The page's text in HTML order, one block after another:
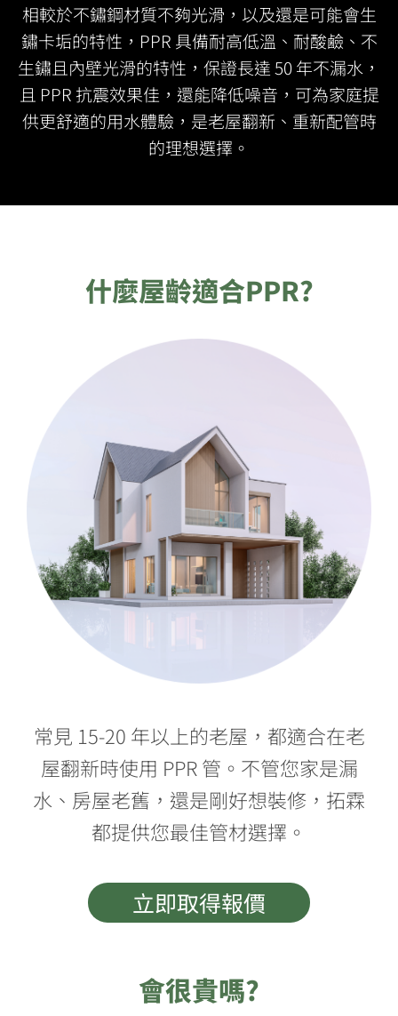
相較於不鏽鋼材質不夠光滑，以及還是可能會生
鏽卡垢的特性，PPR 具備耐高低溫、耐酸鹼、不
生鏽且內壁光滑的特性，保證長達 50 年不漏水，
且 PPR 抗震效果佳，還能降低噪音，可為家庭提
供更舒適的用水體驗，是老屋翻新、重新配管時
的理想選擇。
什麼屋齡適合PPR?
常見 15-20 年以上的老屋，都適合在老
屋翻新時使用 PPR 管。不管您家是漏
水、房屋老舊，還是剛好想裝修，拓霖
都提供您最佳管材選擇。
立即取得報價
會很貴嗎?